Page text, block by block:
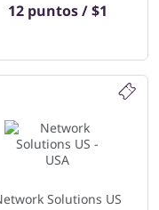
12 puntos / $1
Solutions US